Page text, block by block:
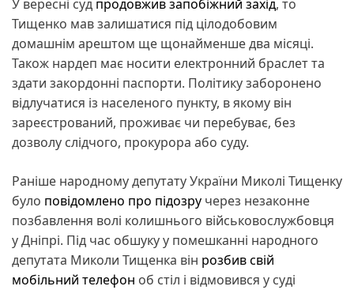
У вересні суд продовжив запобіжний захід, то
Тищенко мав залишатися під цілодобовим
домашнім арештом ще щонайменше два місяці.
Також нардеп має носити електронний браслет та
здати закордонні паспорти. Політику заборонено
відлучатися із населеного пункту, в якому він
зареєстрований, проживає чи перебуває, без
дозволу слідчого, прокурора або суду.
Раніше народному депутату України Миколі Тищенку
було повідомлено про підозру через незаконне
позбавлення волі колишнього військовослужбовця
у Дніпрі. Під час обшуку у помешканні народного
депутата Миколи Тищенка він розбив свій
мобільний телефон об стіл і відмовився у суді